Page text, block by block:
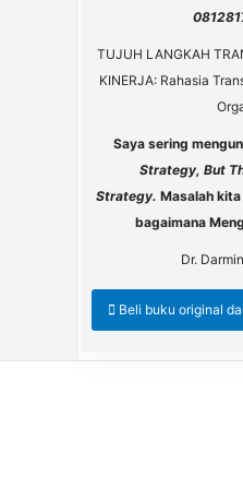
TUJUH LANGKAH
KINERJA: Rahasia
Saya sering
Strategy, But
Strategy. Masalah
bagaimana
Dr.
Beli buku original